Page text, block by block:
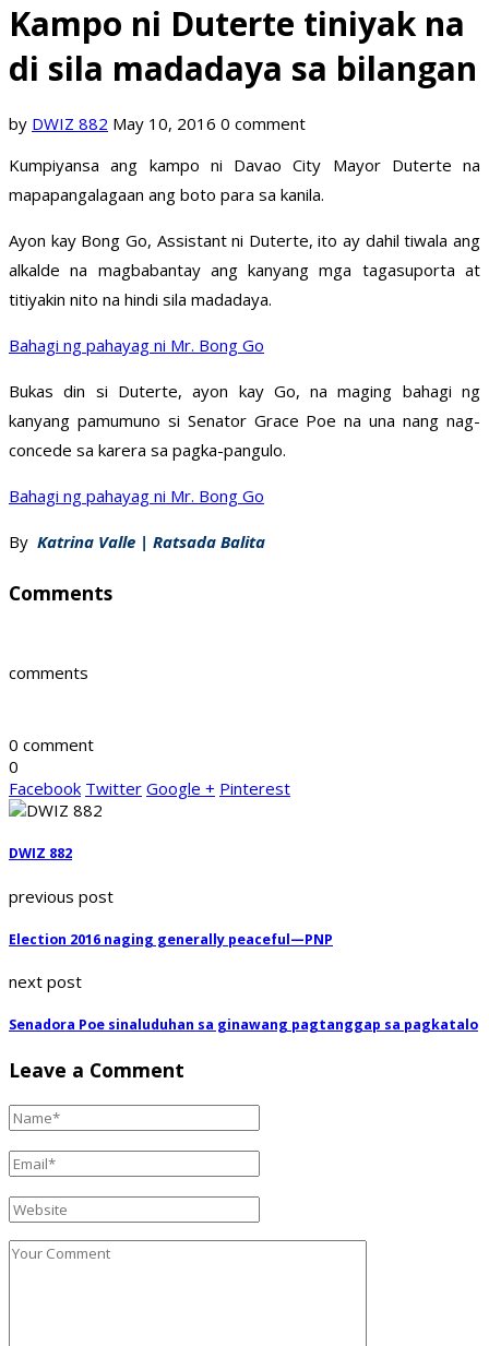
Kampo ni Duterte tiniyak na
di sila madadaya sa bilangan
by DWIZ 882 May 10, 2016 0 comment
Kumpiyansa ang kampo ni Davao City Mayor Duterte na
mapapangalagaan ang boto para sa kanila.
Ayon kay Bong Go, Assistant ni Duterte, ito ay dahil tiwala ang
alkalde na magbabantay ang kanyang mga tagasuporta at
titiyakin nito na hindi sila madadaya.
Bahagi ng pahayag ni Mr. Bong Go
Bukas din si Duterte, ayon kay Go, na maging bahagi ng
kanyang pamumuno si Senator Grace Poe na una nang nag-
concede sa karera sa pagka-pangulo.
Bahagi ng pahayag ni Mr. Bong Go
By Katrina Valle | Ratsada Balita
Comments
comments
0 comment
0
Facebook Twitter Google + Pinterest
DWIZ 882
previous post
Election 2016 naging generally peaceful—PNP
next post
Senadora Poe sinaluduhan sa ginawang pagtanggap sa pagkatalo
Leave a Comment